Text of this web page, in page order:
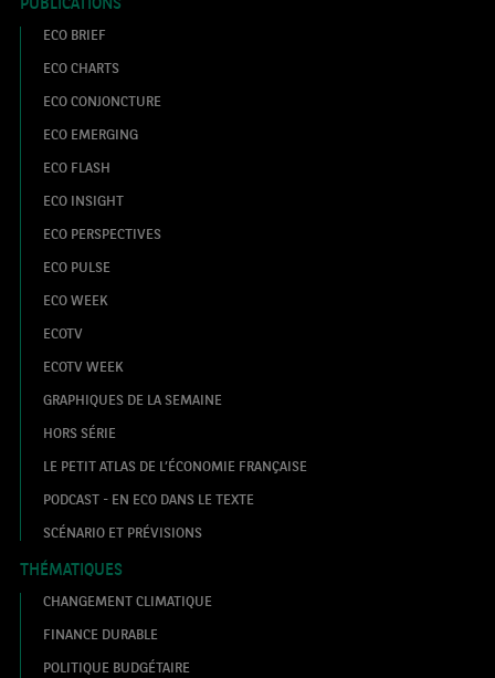
ECO BRIEF
ECO CHARTS
ECO CONJONCTURE
ECO EMERGING
ECO FLASH
ECO INSIGHT
ECO PERSPECTIVES
ECO PULSE
ECO WEEK
ECOTV
ECOTV WEEK
GRAPHIQUES DE LA SEMAINE
HORS SÉRIE
LE PETIT ATLAS DE L’ÉCONOMIE FRANÇAISE
PODCAST - EN ECO DANS LE TEXTE
SCÉNARIO ET PRÉVISIONS
THÉMATIQUES
CHANGEMENT CLIMATIQUE
FINANCE DURABLE
POLITIQUE BUDGÉTAIRE